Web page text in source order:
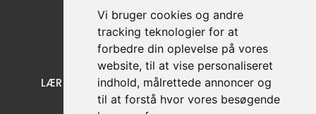
Vi bruger cookies og andre
tracking teknologier for at
forbedre din oplevelse på vores
website, til at vise personaliseret
indhold, målrettede annoncer og
til at forstå hvor vores besøgende
CVR nr: 32678041
LÆR OS AT KENDE
KUNDE SERVICE